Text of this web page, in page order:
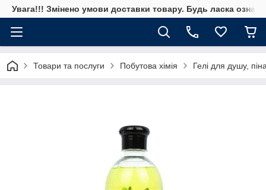
Увага!!! Змінено умови доставки товару. Будь ласка
Товари та послуги Побутова хімія Гелі для душу,